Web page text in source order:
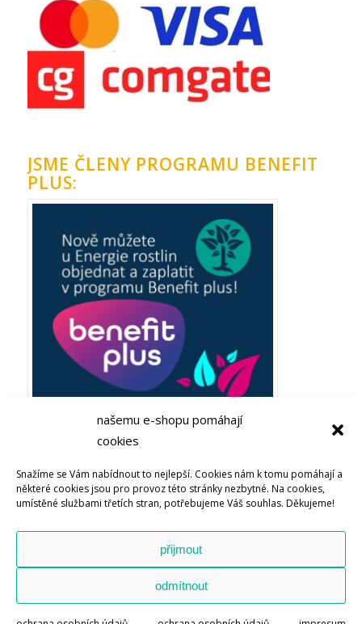
našemu e-shopu pomáhají
cookies
Snažíme se Vám nabídnout to nejlepší. Cookies nám k tomu pomáhají a
některé cookies jsou pro provoz této stránky nezbytné. Na cookies,
umístěné službami třetích stran, potřebujeme Váš souhlas. Děkujeme!
přijmout
odmítnout
JSME ČLENY PROGRAMU BENEFIT
PLUS:
Bachovy esence nebo soli života u Energie rostlin
© Copyright – Energie rostlin – The Source s.r.o. -